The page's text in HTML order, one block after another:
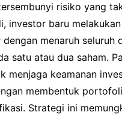
risiko yang
investor baru
dengan menaruh seluruh
satu atau dua saham.
menjaga keamanan
membentuk
Strategi ini